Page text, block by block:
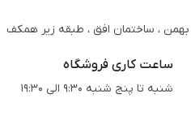
بهمن ، ساختمان افق ، طبقه زیر همکف
ساعت کاری فروشگاه
شنبه تا پنج شنبه 9:30 الی 19:30